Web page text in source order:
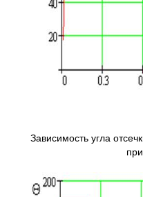
Зависимость угла